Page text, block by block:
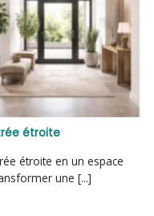
étroite
étroite en un espace
une [...]